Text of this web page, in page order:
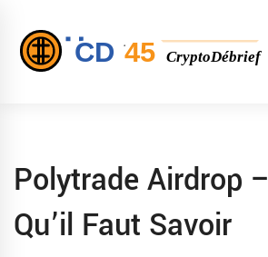
Polytrade Airdrop
Qu’il Faut Savoir